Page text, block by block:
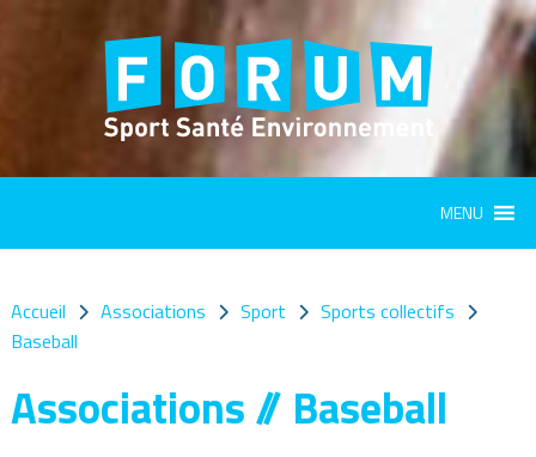
MENU
Accueil Associations Sport
Sports collectifs
Baseball
Associations // Baseball
Panneau de gestion des cookies